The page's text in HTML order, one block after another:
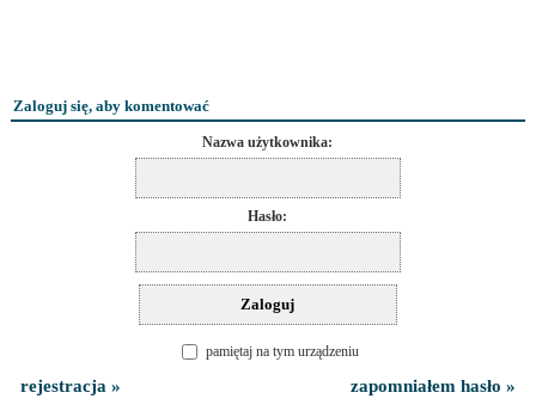
Zaloguj się, aby komentować
Nazwa użytkownika:
Hasło:
pamiętaj na tym urządzeniu
rejestracja » zapomniałem hasło »